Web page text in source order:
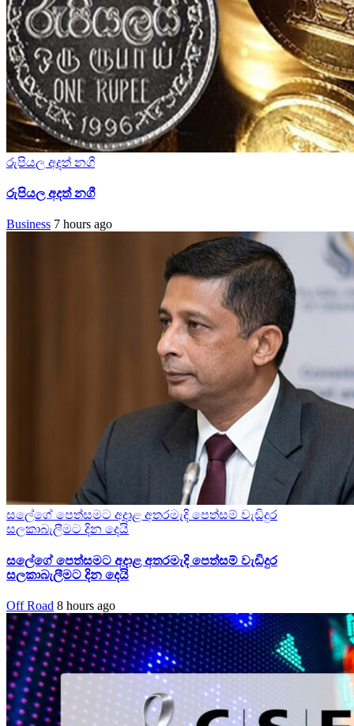
රුපියල අදත් නගී
රුපියල අදත් නගී
Business 7 hours ago
සලේගේ පෙත්සමට අදාළ අතරමැදි පෙත්සම් වැඩිදුර
සලකාබැලීමට දින දෙයි
සලේගේ පෙත්සමට අදාළ අතරමැදි පෙත්සම් වැඩිදුර
සලකාබැලීමට දින දෙයි
Off Road 8 hours ago